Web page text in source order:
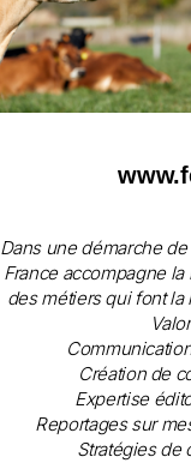
Dans une démarche
France accompagne
des métiers qui font
Création de
Expertise
Reportages sur
Stratégies de